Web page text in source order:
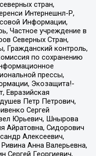
стран,
Интернешнл-Р,
Информации,
Частное учреждение в
Северных Стран,
Гражданский контроль,
по сохранению
прессы,
Экозащита!-
Евразийская
Петр Петрович,
Сергей
Юрьевич, Шнырова
Айратовна, Сидорович
Алексеевич,
Анна Валерьевна,